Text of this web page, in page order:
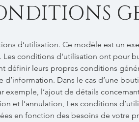
d’utilisation. Ce modèle est un
Les conditions d'utilisation ont pour
définir leurs propres conditions
d’information. Dans le cas d’une
exemple, l’ajout de détails
et l’annulation, Les conditions
en fonction des besoins de votre